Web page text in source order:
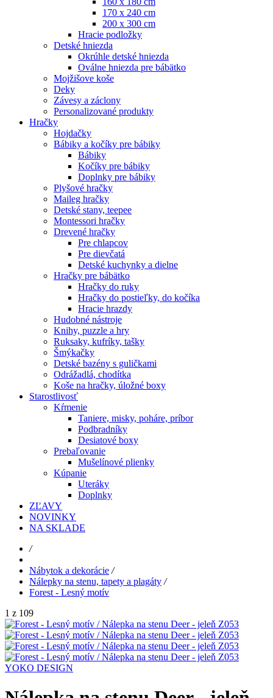
170 x 240 cm
200 x 300 cm
Hracie podložky
Detské hniezda
Okrúhle detské hniezda
Oválne hniezda pre bábätko
Mojžišove koše
Deky
Závesy a záclony
Personalizované produkty
Hračky
Hojdačky
Bábiky a kočíky pre bábiky
Bábiky
Kočíky pre bábiky
Doplnky pre bábiky
Plyšové hračky
Maileg hračky
Detské stany, teepee
Montessori hračky
Drevené hračky
Pre chlapcov
Pre dievčatá
Detské kuchynky a dielne
Hračky pre bábätko
Hračky do ruky
Hračky do postieľky, do kočíka
Hracie hrazdy
Hudobné nástroje
Knihy, puzzle a hry
Ruksaky, kufríky, tašky
Šmýkačky
Detské bazény s guličkami
Odrážadlá, chodítka
Koše na hračky, úložné boxy
Starostlivosť
Kŕmenie
Taniere, misky, poháre, príbor
Podbradníky
Desiatové boxy
Prebaľovanie
Mušelínové plienky
Kúpanie
Uteráky
Doplnky
ZĽAVY
NOVINKY
NA SKLADE
/
Nábytok a dekorácie /
Nálepky na stenu, tapety a plagáty /
Forest - Lesný motív
1 z 109
YOKO DESIGN